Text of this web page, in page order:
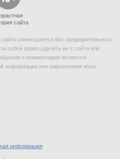
сайта
размещаются без предварительного
собой право удалить их с сайта или
и комментарии являются
информации или нарушением иных
информация